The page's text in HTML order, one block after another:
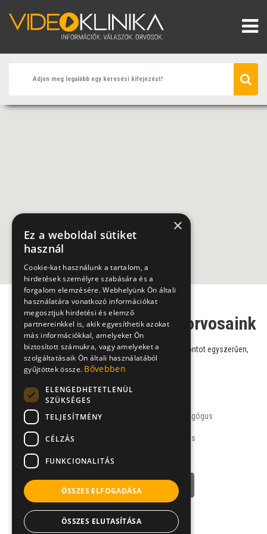
Pszichopedagógus szakorvosaink
Válasszon szakorvosaink közül, és foglaljon időpontot egyszerűen,
online!
védőnő, pszichopedagógus
Milupa Tanácsadás
NÉVJEGY
×
Ez a weboldal sütiket
használ
Cookie-kat használunk a tartalom, a
hirdetések személyre szabására és a
forgalom elemzésére. Webhelyünk Ön általi
használatára vonatkozó információkat
megosztjuk hirdetési és elemző
partnereinkkel is, akik egyesíthetik azokat
más információkkal, amelyeket Ön
biztosított számukra, vagy amelyeket a
szolgáltatásaik Ön általi használatából
gyűjtöttek össze. Bővebben
ELENGEDHETETLENÜL
SZÜKSÉGES
TELJESÍTMÉNY
CÉLZÁS
FUNKCIONALITÁS
ÖSSZES ELFOGADÁSA
ÖSSZES ELUTASÍTÁSA